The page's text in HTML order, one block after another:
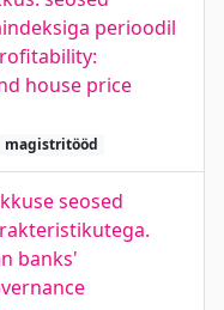
perioodil
house price
magistritööd
seosed
banks'